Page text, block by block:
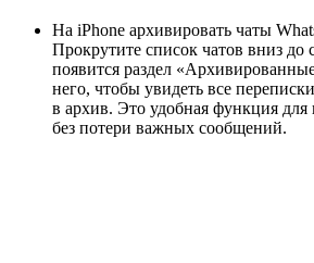
На iPhone архивировать чаты
Прокрутите список чатов вниз до
появится раздел
него, чтобы увидеть все
в архив. Это удобная функция для
без потери важных сообщений.